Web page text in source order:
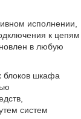
исполнении,
к цепям
в любую
блоков шкафа
систем